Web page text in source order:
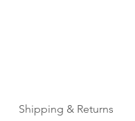
Shipping & Returns